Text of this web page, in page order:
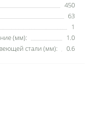
450
63
1
(мм):
1.0
стали (мм):
0.6